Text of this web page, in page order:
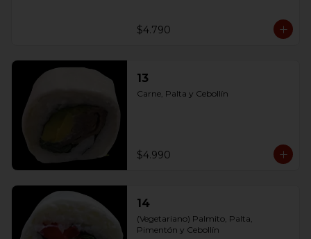
$4.790
13
Carne, Palta y Cebollín
$4.990
14
(Vegetariano) Palmito, Palta,
Pimentón y Cebollín